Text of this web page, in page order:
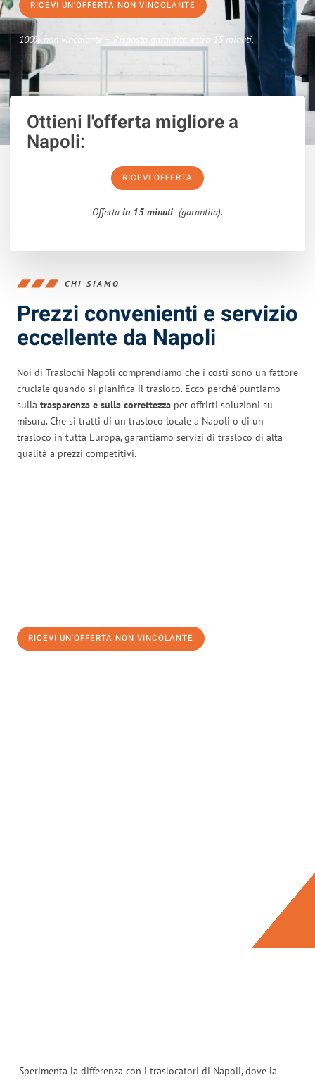
RICEVI UN'OFFERTA NON VINCOLANTE
100% non vincolante – Risposta garantita entro 15 minuti.
Ottieni l'offerta migliorea
Napoli:
RICEVI OFFERTA
Offerta in 15 minuti (garantita).
CHI SIAMO
Prezzi convenienti e servizio
eccellente da Napoli
Noi di Traslochi Napoli comprendiamo che i costi sono un fattore
cruciale quando si pianifica il trasloco. Ecco perché puntiamo
sulla trasparenza e sulla correttezza per offrirti soluzioni su
misura. Che si tratti di un trasloco locale a Napoli o di un
trasloco in tutta Europa, garantiamo servizi di trasloco di alta
qualità a prezzi competitivi.
RICEVI UN'OFFERTA NON VINCOLANTE
Sperimenta la differenza con i traslocatori di Napoli, dove la